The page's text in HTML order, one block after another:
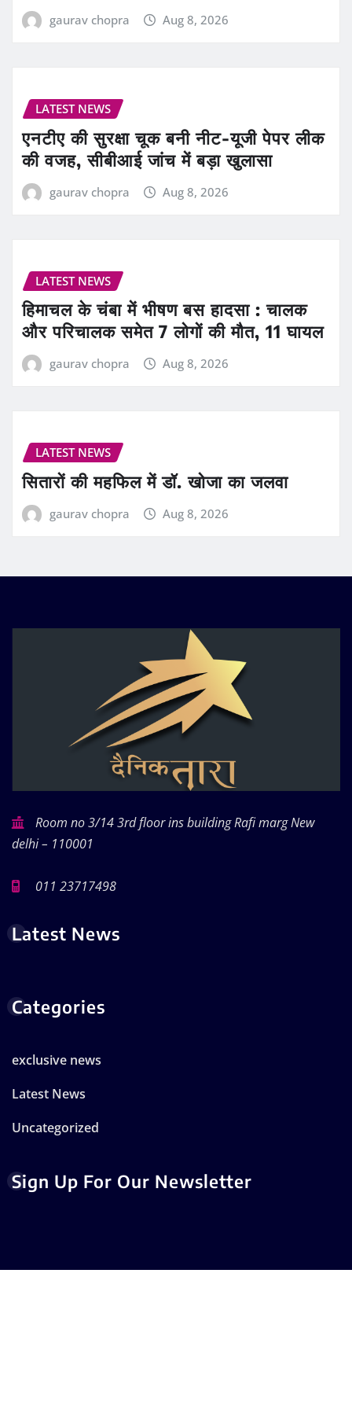
gaurav chopra Aug 8, 2026
LATEST NEWS
एनटीए की सुरक्षा चूक बनी नीट-यूजी पेपर लीक
की वजह, सीबीआई जांच में बड़ा खुलासा
gaurav chopra Aug 8, 2026
LATEST NEWS
हिमाचल के चंबा में भीषण बस हादसा : चालक
और परिचालक समेत 7 लोगों की मौत, 11 घायल
gaurav chopra Aug 8, 2026
LATEST NEWS
सितारों की महफिल में डॉ. खोजा का जलवा
gaurav chopra Aug 8, 2026
Room no 3/14 3rd floor ins building Rafi marg New
delhi – 110001
011 23717498
Latest News
Categories
exclusive news
Latest News
Uncategorized
Sign Up For Our Newsletter